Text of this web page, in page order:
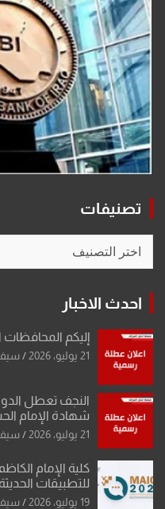
تصنيفات
احدث الاخبار
إليكم
21 يوليو، 2026
النجف تعطل
شهادة الإمام
21 يوليو، 2026
كلية الإمام
للتطبيقات
19 يوليو، 2026